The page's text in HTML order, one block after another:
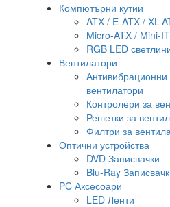
Компютърни кутии
ATX / E-ATX / XL-
Micro-ATX / Mini-
RGB LED
Вентилатори
вентилатори
Контролери за
Решетки за
Филтри за
Оптични устройства
DVD Записвачки
Blu-Ray
PC Аксесоари
LED Ленти